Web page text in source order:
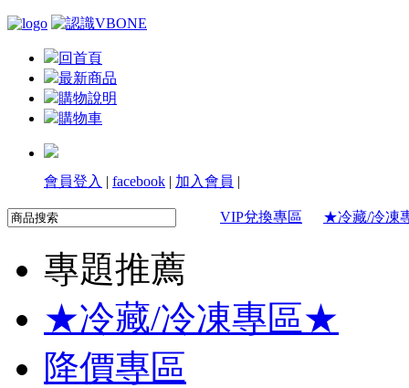
回首頁
最新商品
購物說明
購物車
會員登入 | facebook | 加入會員 |
VIP兌換專區 ★冷藏/冷凍
專題推薦
★冷藏/冷凍專區★
降價專區